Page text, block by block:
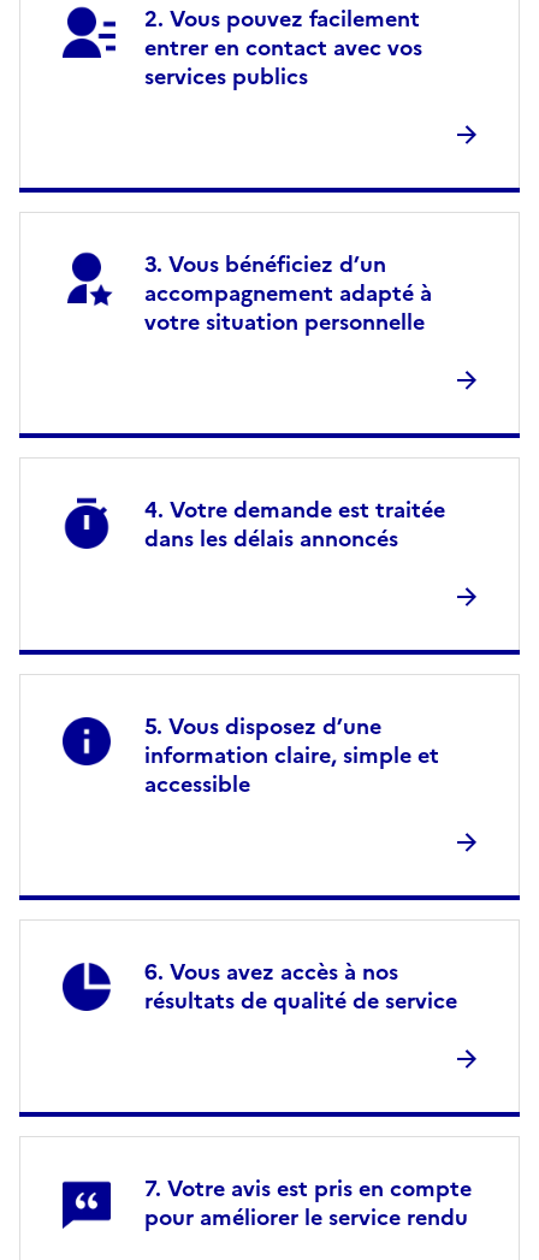
Vous pouvez facilement
entrer en contact avec vos
services publics
Vous bénéficiez d’un
accompagnement adapté à
votre situation personnelle
Votre demande est traitée
dans les délais annoncés
Vous disposez d’une
information claire, simple et
accessible
Vous avez accès à nos
résultats de qualité de service
Votre avis est pris en compte
pour améliorer le service rendu